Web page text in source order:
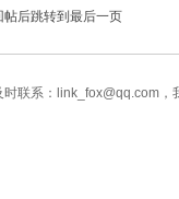
帖后跳转到最后一页
联系：link_fox@qq.com，